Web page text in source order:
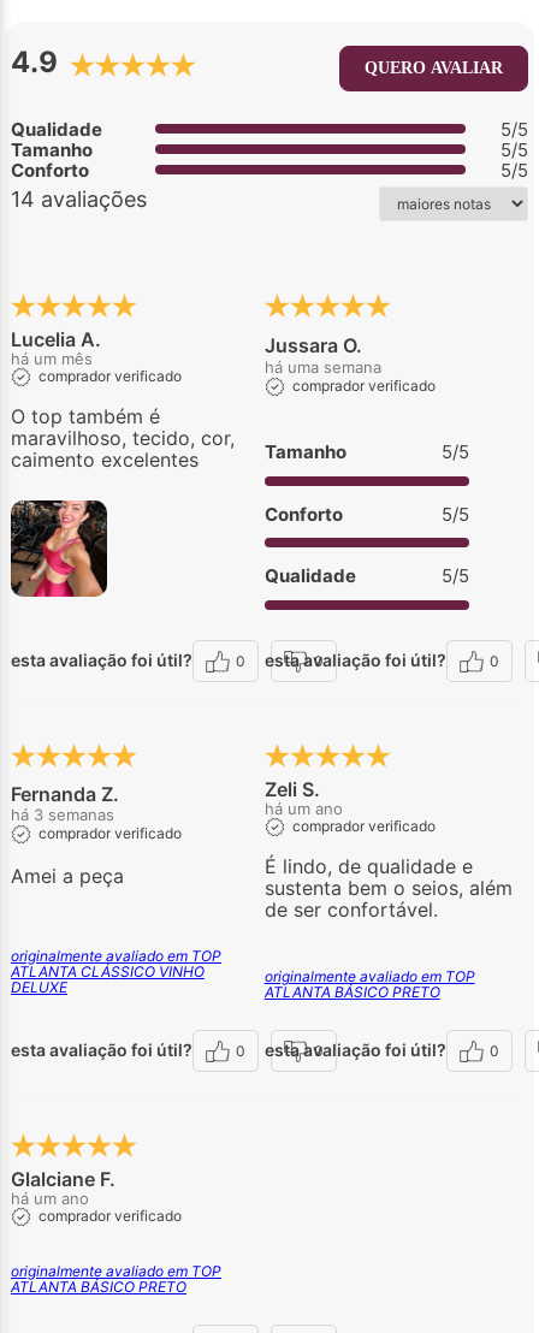
4.9
Qualidade
5/5
Tamanho
5/5
Conforto
5/5
QUERO AVALIAR
14 avaliações
Lucelia A.
há um mês
comprador verificado
O top também é
maravilhoso, tecido, cor,
caimento excelentes
esta avaliação foi útil? 0 0
Jussara O.
há uma semana
comprador verificado
Tamanho 5/5
Conforto 5/5
Qualidade 5/5
esta avaliação foi útil? 0
Fernanda Z.
há 3 semanas
comprador verificado
Amei a peça
originalmente avaliado em TOP
ATLANTA CLÁSSICO VINHO
DELUXE
esta avaliação foi útil? 0 0
Zeli S.
há um ano
comprador verificado
É lindo, de qualidade e
sustenta bem o seios, além
de ser confortável.
originalmente avaliado em TOP
ATLANTA BÁSICO PRETO
esta avaliação foi útil? 0
Glalciane F.
há um ano
comprador verificado
originalmente avaliado em TOP
ATLANTA BÁSICO PRETO